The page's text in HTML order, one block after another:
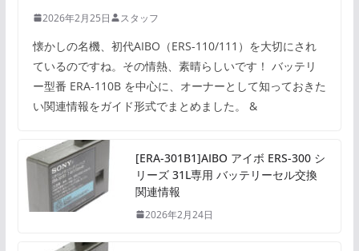
2026年2月25日 スタッフ
懐かしの名機、初代AIBO（ERS-110/111）を大切にされ
ているのですね。その情熱、素晴らしいです！ バッテリ
ー型番 ERA-110B を中心に、オーナーとして知っておきた
い関連情報をガイド形式でまとめました。 &
[ERA-301B1]AIBO アイボ ERS-300 シ
リーズ 31L専用 バッテリーセル交換
関連情報
2026年2月24日